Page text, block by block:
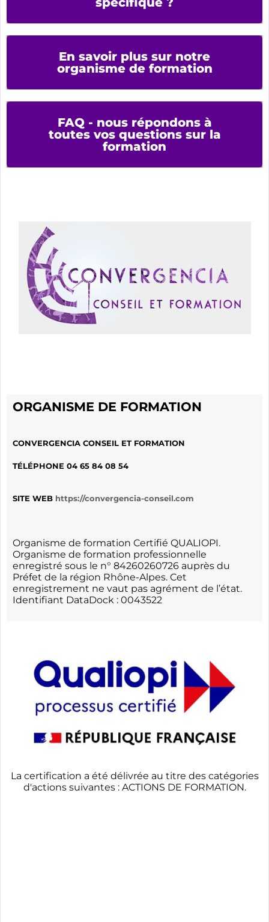
En savoir plus sur notre
organisme de formation
FAQ - nous répondons à
toutes vos questions sur la
formation
ORGANISME DE FORMATION
CONVERGENCIA CONSEIL ET FORMATION
TÉLÉPHONE 04 65 84 08 54
SITE WEB https://convergencia-conseil.com
Organisme de formation Certifié QUALIOPI.
Organisme de formation professionnelle
enregistré sous le n° 84260260726 auprès du
Préfet de la région Rhône-Alpes. Cet
enregistrement ne vaut pas agrément de l’état.
Identifiant DataDock : 0043522
La certification a été délivrée au titre des catégories
d'actions suivantes : ACTIONS DE FORMATION.